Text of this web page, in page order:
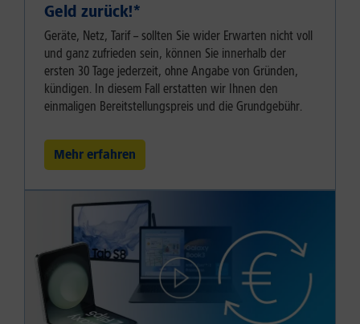
Geld zurück!⁠*
Geräte, Netz, Tarif – sollten Sie wider Erwarten nicht voll
und ganz zufrieden sein, können Sie innerhalb der
ersten 30 Tage jederzeit, ohne Angabe von Gründen,
kündigen. In diesem Fall erstatten wir Ihnen den
einmaligen Bereitstellungspreis und die Grundgebühr.
Mehr erfahren